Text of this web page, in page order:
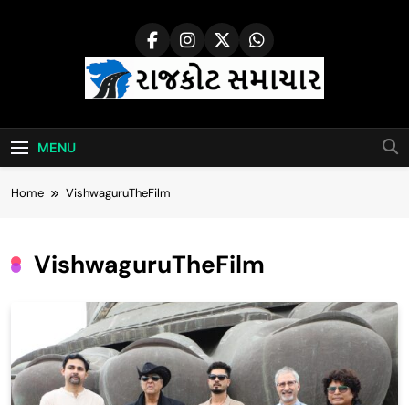
Rajkot Samachar
MENU
Home VishwaguruTheFilm
VishwaguruTheFilm